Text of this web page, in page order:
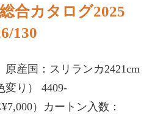
合カタログ2025
130
産国：スリランカ2421cm
変り） 4409-
）カートン入数：